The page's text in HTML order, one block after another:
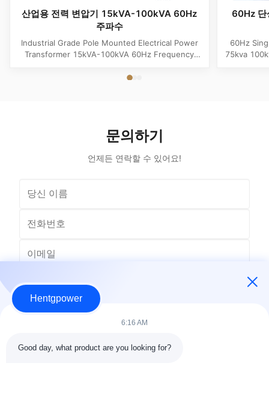
산업용 전력 변압기 15kVA-100kVA 60Hz
주파수
Industrial Grade Pole Mounted Electrical Power
Transformer 15kVA-100kVA 60Hz Frequency
Frequency 60Hz Phase Single Phase Application
60Hz
60Hz
75kva
문의하기
언제든 연락할 수 있어요!
Hentgpower
6:16 AM
Good day, what product are you looking for?